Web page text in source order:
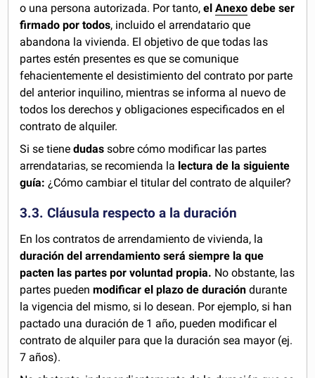
o una persona autorizada. Por tanto, elAnexo debe ser
firmado por todos, incluido el arrendatario que
abandona la vivienda. El objetivo de que todas las
partes estén presentes es que se comunique
fehacientemente el desistimiento del contrato por parte
del anterior inquilino, mientras se informa al nuevo de
todos los derechos y obligaciones especificados en el
contrato de alquiler.
Si se tienedudas sobre cómo modificar las partes
arrendatarias, se recomienda la lectura de la siguiente
guía: ¿Cómo cambiar el titular del contrato de alquiler?
3.3. Cláusula respecto a la duración
En los contratos de arrendamiento de vivienda, la
duración del arrendamiento será siempre la que
pacten las partes por voluntad propia. No obstante, las
partes puedenmodificar el plazo de duración durante
la vigencia del mismo, si lo desean. Por ejemplo, si han
pactado una duración de 1 año, pueden modificar el
contrato de alquiler para que la duración sea mayor (ej.
7 años).